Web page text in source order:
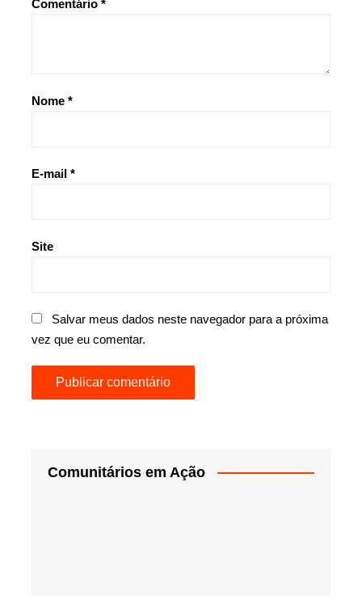
Comentário *
Nome *
E-mail *
Site
Salvar meus dados neste navegador para a próxima
vez que eu comentar.
Comunitários em Ação